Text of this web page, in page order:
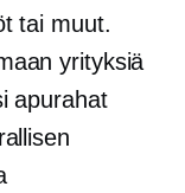
tai muut.
yrityksiä
apurahat